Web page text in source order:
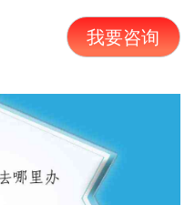
我要咨询